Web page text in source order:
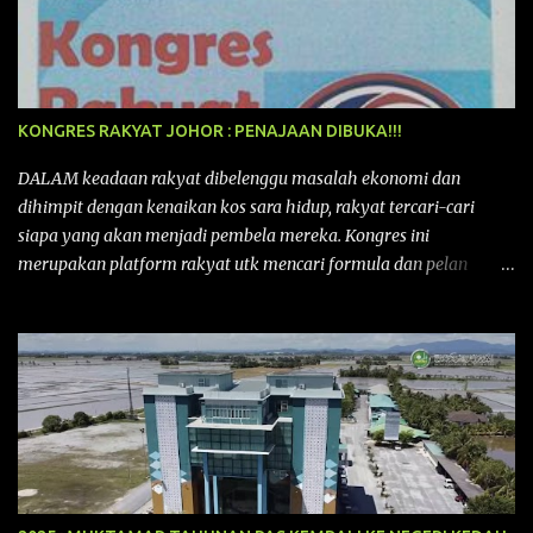
KONGRES RAKYAT JOHOR : PENAJAAN DIBUKA!!!
DALAM keadaan rakyat dibelenggu masalah ekonomi dan
dihimpit dengan kenaikan kos sara hidup, rakyat tercari-cari
siapa yang akan menjadi pembela mereka. Kongres ini
merupakan platform rakyat utk mencari formula dan pelan
pertama yang telah diadakan pada 12 September 2015 di Shah
Alam, Selangor, di peringkat kebangsaan dengan tema
“MEMBINA MALAYSIA SEJAHTERA”, Kongre s Rakyat di
peringkat negeri-negeri mula diadakan. Isu-isu rakyat yang telah
ditimbulkan di peringkat kebangsaan termasuklah isu-isu
ekonomi, sosial, pendidikan, pengurusan sumber, kesihatan,
budaya, pembangunan bandar dan desa, kos dan kualiti hidup